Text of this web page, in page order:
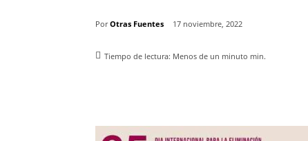
Por Otras Fuentes 17 noviembre, 2022
Tiempo de lectura: Menos de un minuto min.